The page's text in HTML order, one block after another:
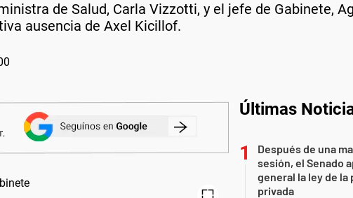
de Salud, Carla Vizzotti, y el jefe de Gabinete,
ausencia de Axel Kicillof.
Últimas
Después de una
sesión, el Senado
general la ley de la
privada